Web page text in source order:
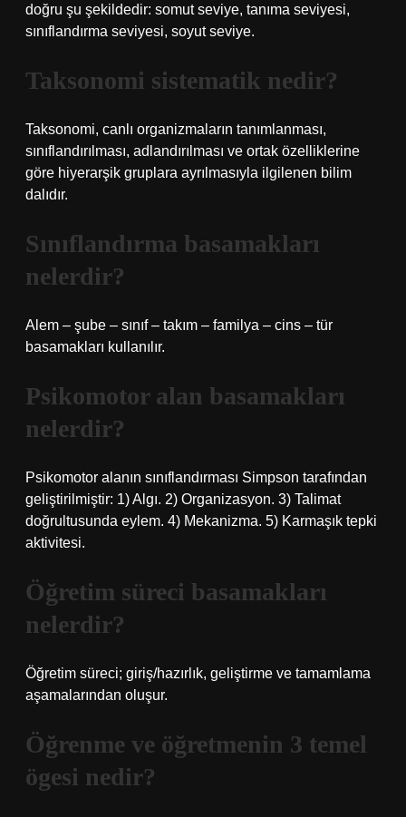
doğru şu şekildedir: somut seviye, tanıma seviyesi,
sınıflandırma seviyesi, soyut seviye.
Taksonomi sistematik nedir?
Taksonomi, canlı organizmaların tanımlanması,
sınıflandırılması, adlandırılması ve ortak özelliklerine
göre hiyerarşik gruplara ayrılmasıyla ilgilenen bilim
dalıdır.
Sınıflandırma basamakları
nelerdir?
Alem – şube – sınıf – takım – familya – cins – tür
basamakları kullanılır.
Psikomotor alan basamakları
nelerdir?
Psikomotor alanın sınıflandırması Simpson tarafından
geliştirilmiştir: 1) Algı. 2) Organizasyon. 3) Talimat
doğrultusunda eylem. 4) Mekanizma. 5) Karmaşık tepki
aktivitesi.
Öğretim süreci basamakları
nelerdir?
Öğretim süreci; giriş/hazırlık, geliştirme ve tamamlama
aşamalarından oluşur.
Öğrenme ve öğretmenin 3 temel
ögesi nedir?